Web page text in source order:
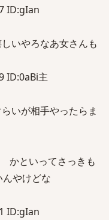
ID:gIan
いやろなあ女さんも
ID:0aBi主
いが相手やったらま
かといってさっきも
やけどな
ID:gIan